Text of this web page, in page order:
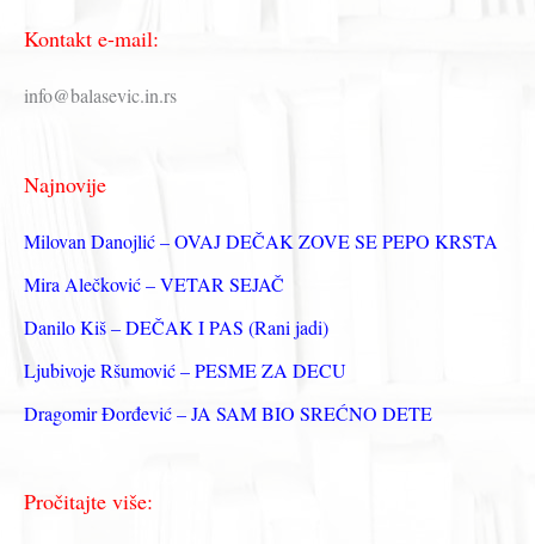
т
а
з
а
Kontakt e-mail:
info@balasevic.in.rs
Najnovije
Milovan Danojlić – OVAJ DEČAK ZOVE SE PEPO KRSTA
Mira Alečković – VETAR SEJAČ
Danilo Kiš – DEČAK I PAS (Rani jadi)
Ljubivoje Ršumović – PESME ZA DECU
Dragomir Đorđević – JA SAM BIO SREĆNO DETE
Pročitajte više: